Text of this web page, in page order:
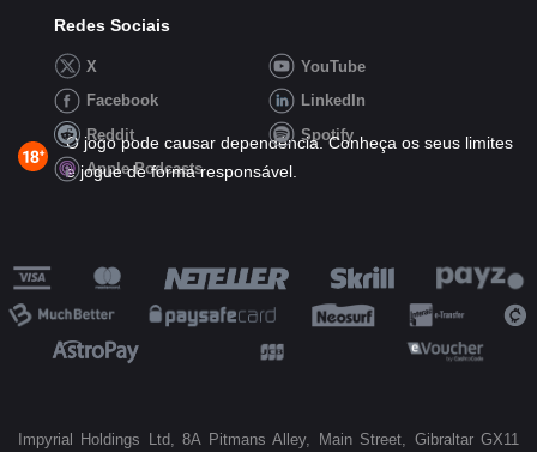
Redes Sociais
X
YouTube
Facebook
LinkedIn
Reddit
Spotify
Apple Podcasts
O jogo pode causar dependência. Conheça os seus limites
e jogue de forma responsável.
Impyrial Holdings Ltd, 8A Pitmans Alley, Main Street, Gibraltar GX11